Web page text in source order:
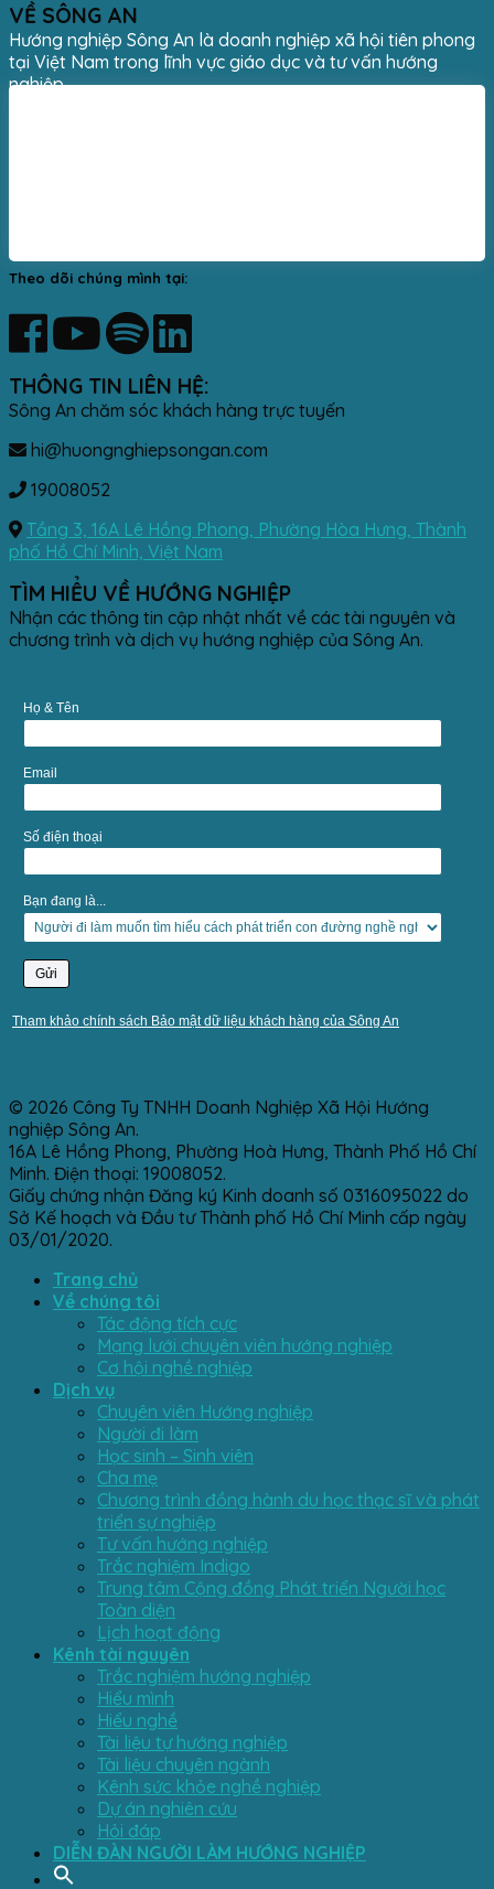
VỀ SÔNG AN
Hướng nghiệp Sông An là doanh nghiệp xã hội tiên phong
tại Việt Nam trong lĩnh vực giáo dục và tư vấn hướng
nghiệp.
Theo dõi chúng mình tại:
THÔNG TIN LIÊN HỆ:
Sông An chăm sóc khách hàng trực tuyến
hi@huongnghiepsongan.com
19008052
Tầng 3, 16A Lê Hồng Phong, Phường Hòa Hưng, Thành
phố Hồ Chí Minh, Việt Nam
TÌM HIỂU VỀ HƯỚNG NGHIỆP
Nhận các thông tin cập nhật nhất về các tài nguyên và
chương trình và dịch vụ hướng nghiệp của Sông An.
Họ & Tên
Email
Số điện thoại
Bạn đang là...
Tham khảo chính sách Bảo mật dữ liệu khách hàng của Sông An
© 2026 Công Ty TNHH Doanh Nghiệp Xã Hội Hướng
nghiệp Sông An.
16A Lê Hồng Phong, Phường Hoà Hưng, Thành Phố Hồ Chí
Minh. Điện thoại: 19008052.
Giấy chứng nhận Đăng ký Kinh doanh số 0316095022 do
Sở Kế hoạch và Đầu tư Thành phố Hồ Chí Minh cấp ngày
03/01/2020.
Trang chủ
Về chúng tôi
Tác động tích cực
Mạng lưới chuyên viên hướng nghiệp
Cơ hội nghề nghiệp
Dịch vụ
Chuyên viên Hướng nghiệp
Người đi làm
Học sinh – Sinh viên
Cha mẹ
Chương trình đồng hành du học thạc sĩ và phát
triển sự nghiệp
Tư vấn hướng nghiệp
Trắc nghiệm Indigo
Trung tâm Cộng đồng Phát triển Người học
Toàn diện
Lịch hoạt động
Kênh tài nguyên
Trắc nghiệm hướng nghiệp
Hiểu mình
Hiểu nghề
Tài liệu tự hướng nghiệp
Tài liệu chuyên ngành
Kênh sức khỏe nghề nghiệp
Dự án nghiên cứu
Hỏi đáp
DIỄN ĐÀN NGƯỜI LÀM HƯỚNG NGHIỆP